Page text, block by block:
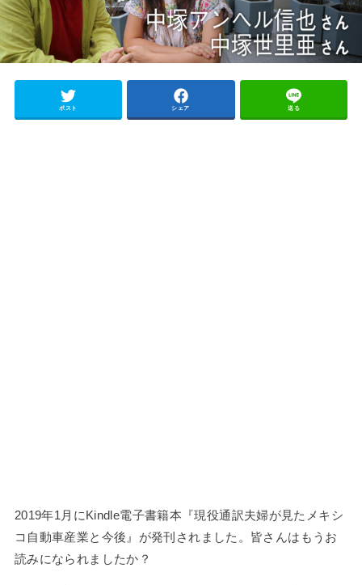
ポスト シェア 送る
2019年1月にKindle電子書籍本『現役通訳夫婦が見たメキシ
コ自動車産業と今後』が発刊されました。皆さんはもうお
読みになられましたか？